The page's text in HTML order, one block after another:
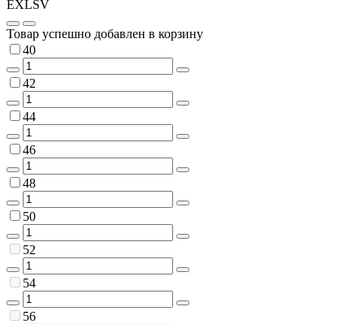
EXLSV
Товар успешно добавлен в корзину
40
42
44
46
48
50
52
54
56